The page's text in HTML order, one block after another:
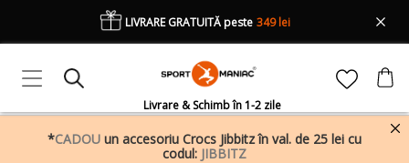
Livrare & Schimb în 1-2 zile
LIVRARE GRATUITĂ peste 349 lei
*CADOU un accesoriu Crocs Jibbitz în val. de 25 lei cu
codul: JIBBITZ